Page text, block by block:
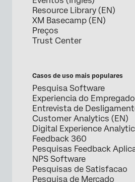
Resource Library (EN)
XM Basecamp (EN)
Preços
Trust Center
Casos de uso mais populares
Pesquisa Software
Experiencia do Empregado
Entrevista de
Customer Analytics (EN)
Digital Experience
Feedback 360
Pesquisas Feedback
NPS Software
Pesquisas de Satisfacao
Pesquisa de Mercado